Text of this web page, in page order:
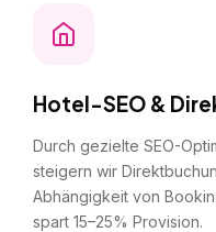
Hotel-SEO &
Durch gezielte SEO-
steigern wir
Abhängigkeit von
spart 15–25% Provision.